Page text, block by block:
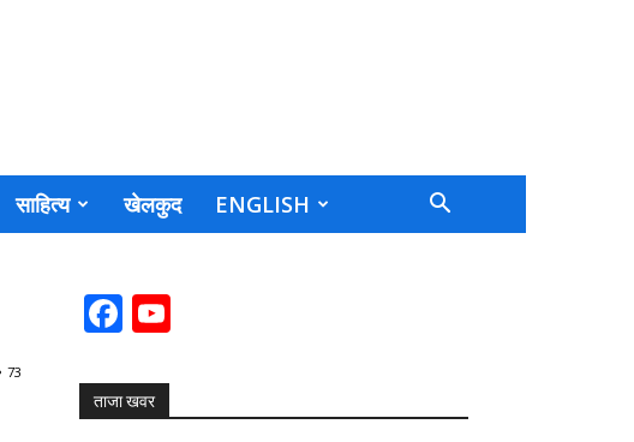
साहित्य खेलकुद ENGLISH
73
Facebook
ताजा खवर